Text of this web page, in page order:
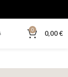
0 0,00€